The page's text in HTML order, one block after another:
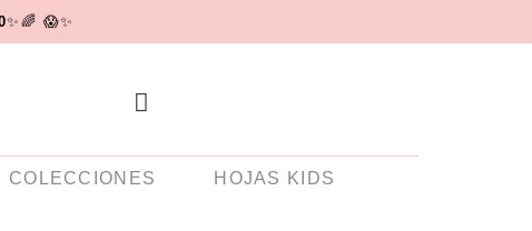
✨🌈 😱✨
COLECCIONES HOJAS KIDS